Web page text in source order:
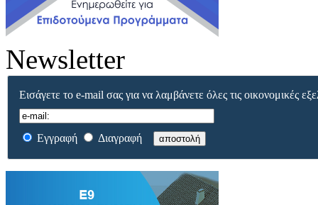
Newsletter
Εισάγετε το e-mail σας για να λαμβάνετε όλες τις οικονομικές
Εγγραφή Διαγραφή αποστολή